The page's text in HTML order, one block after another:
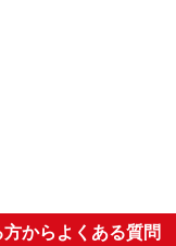
からよくある質問